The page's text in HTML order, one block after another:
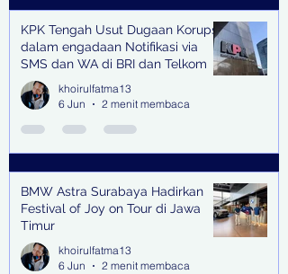
KPK Tengah Usut Dugaan Korupsi
dalam engadaan Notifikasi via
SMS dan WA di BRI dan Telkom
khoirulfatma13
6 Jun
2 menit membaca
BMW Astra Surabaya Hadirkan
Festival of Joy on Tour di Jawa
Timur
khoirulfatma13
6 Jun
2 menit membaca